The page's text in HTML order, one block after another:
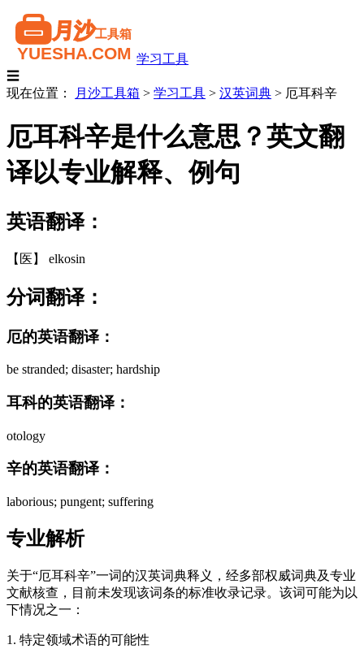
学习工具
☰
现在位置：
月沙工具箱 > 学习工具 > 汉英词典 > 厄耳科辛
厄耳科辛是什么意思？英文翻
译以专业解释、例句
英语翻译：
【医】 elkosin
分词翻译：
厄的英语翻译：
be stranded; disaster; hardship
耳科的英语翻译：
otology
辛的英语翻译：
laborious; pungent; suffering
专业解析
关于“厄耳科辛”一词的汉英词典释义，经多部权威词典及专业
文献核查，目前未发现该词条的标准收录记录。该词可能为以
下情况之一：
1. 特定领域术语的可能性